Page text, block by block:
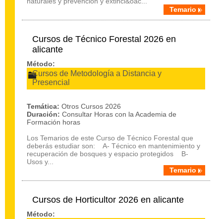
Temario
Cursos de Técnico Forestal 2026 en
alicante
Método:
Cursos de Metodología a Distancia y
Presencial
Temática: Otros Cursos 2026
Duración: Consultar Horas con la Academia de
Formación horas
Los Temarios de este Curso de Técnico Forestal que
deberás estudiar son: A- Técnico en mantenimiento y
recuperación de bosques y espacio protegidos B-
Usos y...
Temario
Cursos de Horticultor 2026 en alicante
Método: